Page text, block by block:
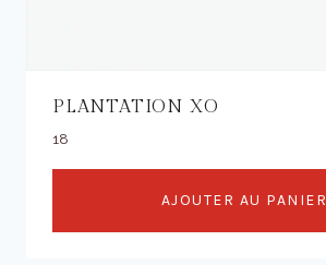
PLANTATION XO
18
AJOUTER AU PANIER